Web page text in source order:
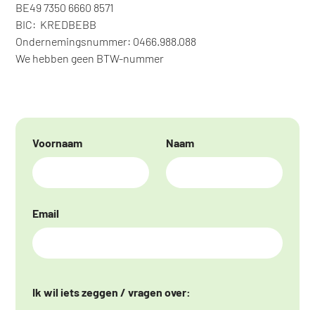
BE49 7350 6660 8571
BIC: KREDBEBB
Ondernemingsnummer: 0466.988.088
We hebben geen BTW-nummer
Voornaam Naam
Email
Ik wil iets zeggen / vragen over: